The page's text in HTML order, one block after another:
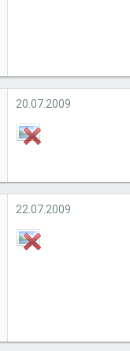
20.07.2009
22.07.2009